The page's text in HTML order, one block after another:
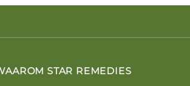
STAR REMEDIES